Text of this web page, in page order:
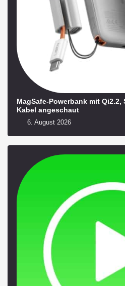
MagSafe-Powerbank mit Qi2.2,
Kabel angeschaut
6. August 2026